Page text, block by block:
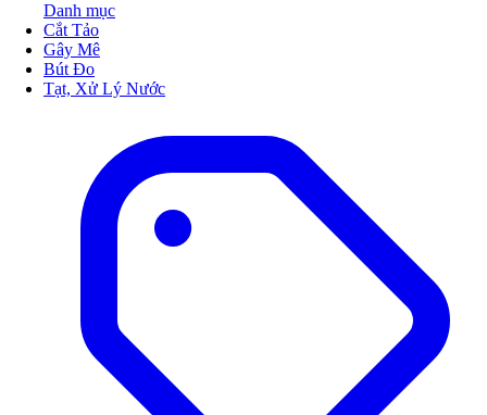
Danh mục
Cắt Tảo
Gây Mê
Bút Đo
Tạt, Xử Lý Nước